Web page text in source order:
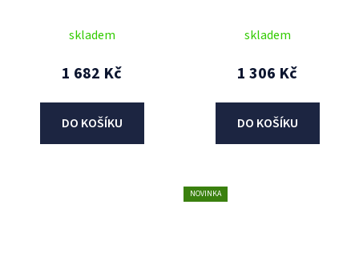
skladem
1 682 Kč
DO KOŠÍKU
skladem
1 306 Kč
DO KOŠÍKU
NOVINKA